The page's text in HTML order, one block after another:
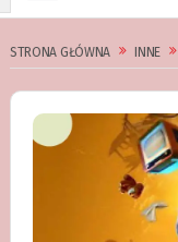
STRONA GŁÓWNA INNE